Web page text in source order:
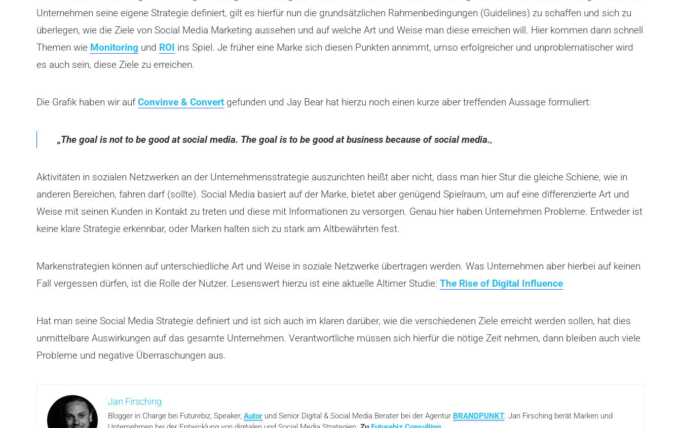
Unternehmen seine eigene Strategie definiert, gilt es hierfür nun die grundsätzlichen Rahmenbedingungen (Guidelines) zu schaffen und sich zu
überlegen, wie die Ziele von Social Media Marketing aussehen und auf welche Art und Weise man diese erreichen will. Hier kommen dann schnell
Themen wie Monitoring und ROI ins Spiel. Je früher eine Marke sich diesen Punkten annimmt, umso erfolgreicher und unproblematischer wird
es auch sein, diese Ziele zu erreichen.
Die Grafik haben wir aufConvinve & Convert gefunden und Jay Bear hat hierzu noch einen kurze aber treffenden Aussage formuliert:
„The goal is not to be good at social media. The goal is to be good at business because of social media.„
Aktivitäten in sozialen Netzwerken an der Unternehmensstrategie auszurichten heißt aber nicht, dass man hier Stur die gleiche Schiene, wie in
anderen Bereichen, fahren darf (sollte). Social Media basiert auf der Marke, bietet aber genügend Spielraum, um auf eine differenzierte Art und
Weise mit seinen Kunden in Kontakt zu treten und diese mit Informationen zu versorgen. Genau hier haben Unternehmen Probleme. Entweder ist
keine klare Strategie erkennbar, oder Marken halten sich zu stark am Altbewährten fest.
Markenstrategien können auf unterschiedliche Art und Weise in soziale Netzwerke übertragen werden. Was Unternehmen aber hierbei auf keinen
Fall vergessen dürfen, ist die Rolle der Nutzer. Lesenswert hierzu ist eine aktuelle Altimer Studie: The Rise of Digital Influence
Hat man seine Social Media Strategie definiert und ist sich auch im klaren darüber, wie die verschiedenen Ziele erreicht werden sollen, hat dies
unmittelbare Auswirkungen auf das gesamte Unternehmen. Verantwortliche müssen sich hierfür die nötige Zeit nehmen, dann bleiben auch viele
Probleme und negative Überraschungen aus.
Jan Firsching
Blogger in Charge bei Futurebiz, Speaker, Autor und Senior Digital & Social Media Berater bei der Agentur BRANDPUNKT. Jan Firsching berät Marken und